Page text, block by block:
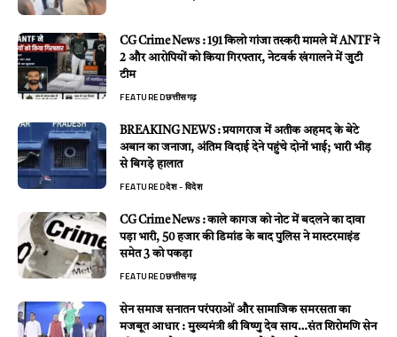
CG Crime News : 191 किलो गांजा तस्करी मामले में ANTF ने
2 और आरोपियों को किया गिरफ्तार, नेटवर्क खंगालने में जुटी
टीम
FEATUREDछत्तीसगढ़
BREAKING NEWS : प्रयागराज में अतीक अहमद के बेटे
अबान का जनाजा, अंतिम विदाई देने पहुंचे दोनों भाई; भारी भीड़
से बिगड़े हालात
FEATUREDदेश - विदेश
CG Crime News : काले कागज को नोट में बदलने का दावा
पड़ा भारी, 50 हजार की डिमांड के बाद पुलिस ने मास्टरमाइंड
समेत 3 को पकड़ा
FEATUREDछत्तीसगढ़
सेन समाज सनातन परंपराओं और सामाजिक समरसता का
मजबूत आधार : मुख्यमंत्री श्री विष्णु देव साय…संत शिरोमणि सेन